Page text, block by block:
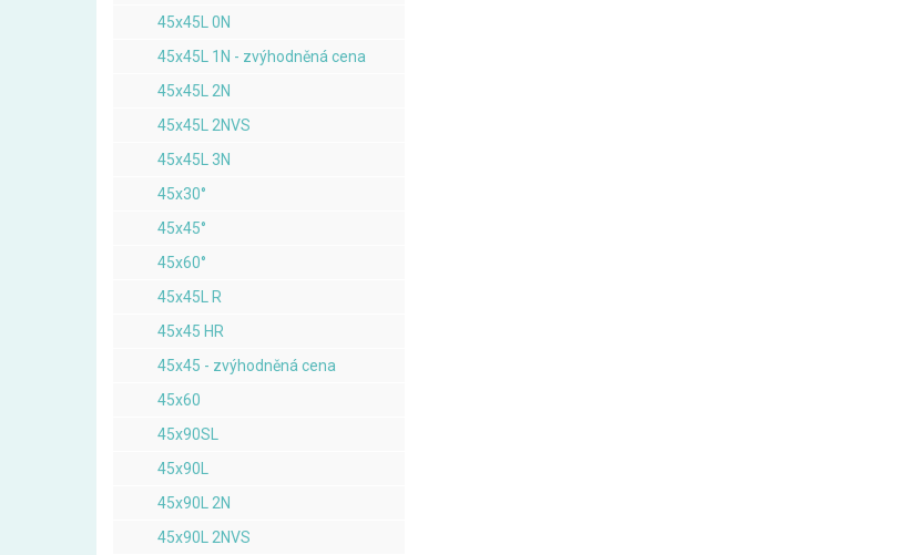
45x45L 0N
45x45L 1N - zvýhodněná cena
45x45L 2N
45x45L 2NVS
45x45L 3N
45x30°
45x45°
45x60°
45x45L R
45x45 HR
45x45 - zvýhodněná cena
45x60
45x90SL
45x90L
45x90L 2N
45x90L 2NVS